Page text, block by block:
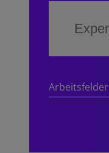
Arbeitsfelder